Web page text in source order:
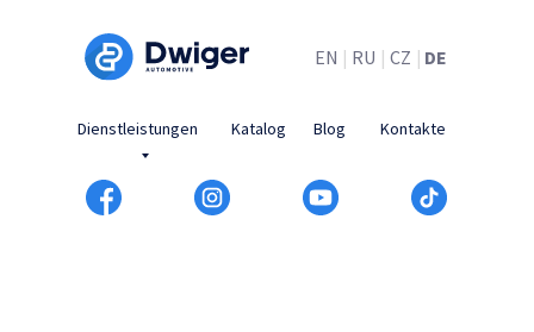
DE
CZ
|
Dienstleistungen Kontakte
Blog
Katalog
| RU
EN |